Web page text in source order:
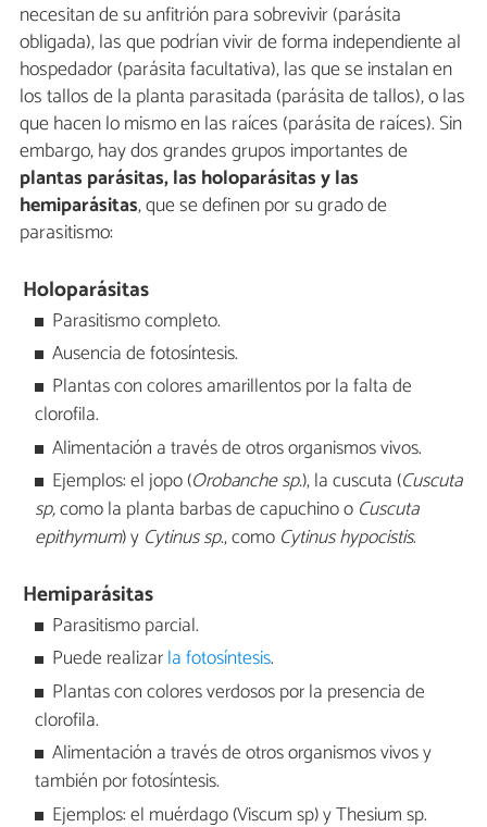
necesitan de su anfitrión para sobrevivir (parásita
obligada), las que podrían vivir de forma independiente al
hospedador (parásita facultativa), las que se instalan en
los tallos de la planta parasitada (parásita de tallos), o las
que hacen lo mismo en las raíces (parásita de raíces). Sin
embargo, hay dos grandes grupos importantes de
plantas parásitas, las holoparásitas y las
hemiparásitas, que se definen por su grado de
parasitismo:
Holoparásitas
Parasitismo completo.
Ausencia de fotosíntesis.
Plantas con colores amarillentos por la falta de
clorofila.
Alimentación a través de otros organismos vivos.
Ejemplos: el jopo (Orobanche sp.), la cuscuta (Cuscuta
sp,como la planta barbas de capuchino o Cuscuta
epithymum) y Cytinus sp., como Cytinus hypocistis.
Hemiparásitas
Parasitismo parcial.
Puede realizarla fotosíntesis.
Plantas con colores verdosos por la presencia de
clorofila.
Alimentación a través de otros organismos vivos y
también por fotosíntesis.
Ejemplos: el muérdago (Viscum sp) y Thesium sp.